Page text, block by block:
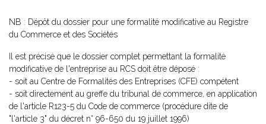
NB : Dépôt du dossier pour une formalité modificative au Registre
du Commerce et des Sociétés
Il est précisé que le dossier complet permettant la formalité
modificative de l'entreprise au RCS doit être déposé :
- soit au Centre de Formalités des Entreprises (CFE) compétent
- soit directement au greffe du tribunal de commerce, en application
de l'article R123-5 du Code de commerce (procédure dite de
"l'article 3" du décret n° 96-650 du 19 juillet 1996)